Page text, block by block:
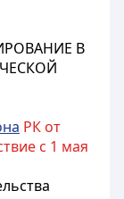
В
РК от
с 1 мая